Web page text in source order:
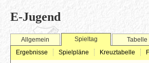
E-Jugend
Allgemein
Spieltag
Ergebnisse
Spielpläne Kreuztabelle
Tabelle